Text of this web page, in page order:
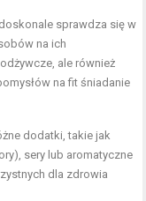
sprawdza się w
na ich
ale również
na fit śniadanie
dodatki, takie jak
sery lub aromatyczne
dla zdrowia